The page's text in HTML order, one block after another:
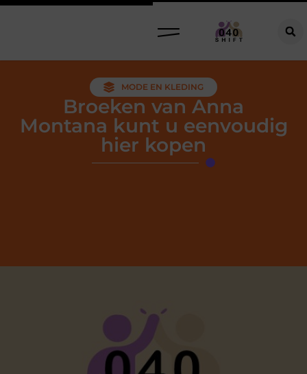
MODE EN KLEDING
Broeken van Anna
Montana kunt u eenvoudig
hier kopen